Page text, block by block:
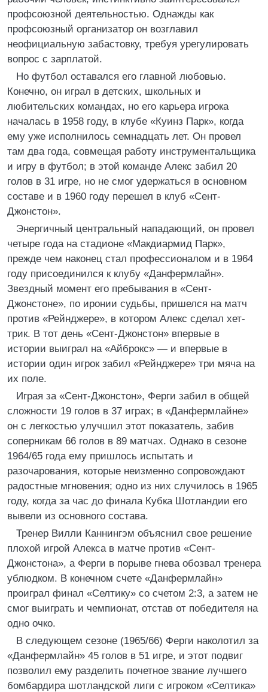
профсоюзной деятельностью. Однажды как
профсоюзный организатор он возглавил
неофициальную забастовку, требуя урегулировать
вопрос с зарплатой.
Но футбол оставался его главной любовью.
Конечно, он играл в детских, школьных и
любительских командах, но его карьера игрока
началась в 1958 году, в клубе «Куинз Парк», когда
ему уже исполнилось семнадцать лет. Он провел
там два года, совмещая работу инструментальщика
и игру в футбол; в этой команде Алекс забил 20
голов в 31 игре, но не смог удержаться в основном
составе и в 1960 году перешел в клуб «Сент-
Джонстон».
Энергичный центральный нападающий, он провел
четыре года на стадионе «Макдиармид Парк»,
прежде чем наконец стал профессионалом и в 1964
году присоединился к клубу «Данфермлайн».
Звездный момент его пребывания в «Сент-
Джонстоне», по иронии судьбы, пришелся на матч
против «Рейнджере», в котором Алекс сделал хет-
трик. В тот день «Сент-Джонстон» впервые в
истории выиграл на «Айброкс» — и впервые в
истории один игрок забил «Рейнджере» три мяча на
их поле.
Играя за «Сент-Джонстон», Ферги забил в общей
сложности 19 голов в 37 играх; в «Данфермлайне»
он с легкостью улучшил этот показатель, забив
соперникам 66 голов в 89 матчах. Однако в сезоне
1964/65 года ему пришлось испытать и
разочарования, которые неизменно сопровождают
радостные мгновения; одно из них случилось в 1965
году, когда за час до финала Кубка Шотландии его
вывели из основного состава.
Тренер Вилли Каннингэм объяснил свое решение
плохой игрой Алекса в матче против «Сент-
Джонстона», а Ферги в порыве гнева обозвал тренера
ублюдком. В конечном счете «Данфермлайн»
проиграл финал «Селтику» со счетом 2:3, а затем не
смог выиграть и чемпионат, отстав от победителя на
одно очко.
В следующем сезоне (1965/66) Ферги наколотил за
«Данфермлайн» 45 голов в 51 игре, и этот подвиг
позволил ему разделить почетное звание лучшего
бомбардира шотландской лиги с игроком «Селтика»